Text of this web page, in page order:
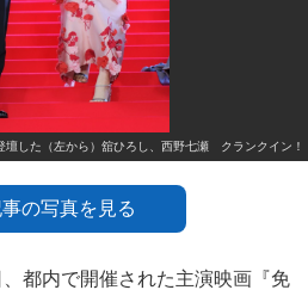
壇した（左から）舘ひろし、西野七瀬 クランクイン！
の写真を見る
都内で開催された主演映画『免